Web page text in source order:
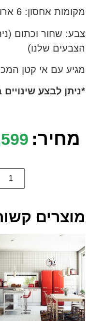
מקומות אחסון: 6 ארונות לבחירה
צבע: שחור וכתום
הצבעים שלנו)
מגיע עם אי קטן
*ניתן לבצע
מחיר:
מוצרים